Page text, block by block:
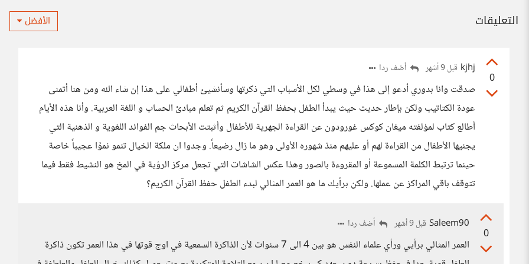
التعليقات الأفضل
0
kjhj قبل 9 أشهر أضف ردا
صدقت وانا بدوري أدعو إلى هذا في وسطي لكل الأسباب التي ذكرتها وسأنشيئ أطفالي على هذا إن شاء الله ومن هنا أتمنى
عودة الكتاتيب ولكن بإطار حديث حيث يبدأ الطفل بحفظ القرآن الكريم ثم تعلم مبادئ الحساب و اللغة العربية. وأنا هذه الأيام
أطالع كتاب لمؤلفته ميغان كوكس غورودون عن القراءة الجهرية للأطفال وأثبتت الأبحاث جم الفوائد اللغوية و الذهنية التي
يجنيها الأطفال من القراءة لهم أو عليهم منذ شهوره الأولى وهو ما زال رضيعاً. وجدوا ان ملكة الخيال تنمو نموًا عجيباً خاصة
حينما ترتبط الكلمة المسموعة أو المقروءة بالصور وهذا عكس الشاشات التي تجعل مركز الرؤية في المخ هو النشيط فقط فيما
تتوقف باقي المراكز عن عملها. ولكن برأيك ما هو العمر المثالي لبدء الطفل حفظ القرآن الكريم؟
0
Saleem90 قبل 9 أشهر أضف ردا
العمر المثالي برأيي ورأي علماء النفس هو بين 4 الى 7 سنوات لأن الذاكرة السمعية في اوج قوتها في هذا العمر تكون ذاكرة